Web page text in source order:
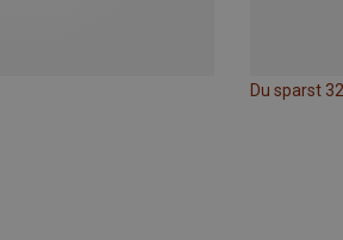
Du sparst